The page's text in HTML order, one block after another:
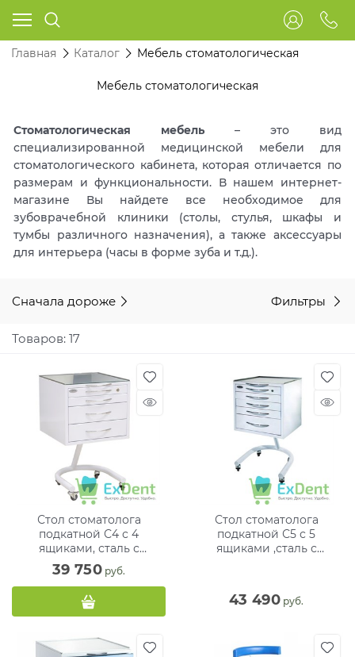
Главная Каталог Мебель стоматологическая
Мебель стоматологическая
Стоматологическая мебель – это вид
специализированной медицинской мебели для
стоматологического кабинета, которая отличается по
размерам и функциональности. В нашем интернет-
магазине Вы найдете все необходимое для
зубоврачебной клиники (столы, стулья, шкафы и
тумбы различного назначения), а также аксессуары
для интерьера (часы в форме зуба и т.д.).
Сначала дороже Фильтры
Товаров: 17
Стол стоматолога
подкатной С4 с 4
ящиками, сталь с
полимерным покрытием
(Струм)
39 750 руб.
Стол стоматолога
подкатной С5 с 5
ящиками ,сталь с
43 490 руб.